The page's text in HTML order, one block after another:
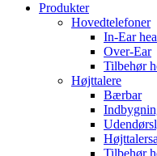
Produkter
Hovedtelefoner
In-Ear
Over-Ear
Tilbehør
Højttalere
Bærbar
Tilbehør